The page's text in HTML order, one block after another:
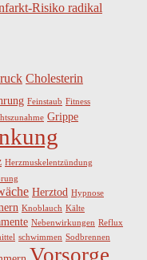
Risiko radikal
Cholesterin
Feinstaub Fitness
Grippe
Herzmuskelentzündung
Herztod Hypnose
Knoblauch Kälte
Nebenwirkungen Reflux
schwimmen Sodbrennen